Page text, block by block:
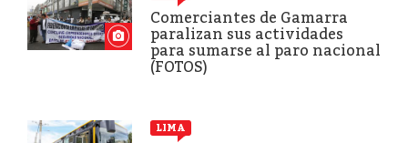
Comerciantes de Gamarra
paralizan sus actividades
para sumarse al paro nacional
(FOTOS)
LIMA